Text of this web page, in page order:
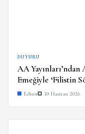
DUYURU
AA
Emeğiyle ‘Filistin
Editör 10 Haziran 2026